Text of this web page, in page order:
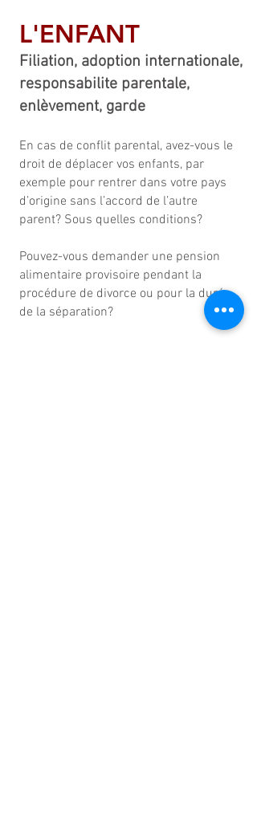
L'ENFANT
Filiation, adoption internationale,
responsabilite parentale,
enlèvement, garde
En cas de conflit parental, avez-vous le
droit de déplacer vos enfants, par
exemple pour rentrer dans votre pays
d’origine sans l’accord de l’autre
parent? Sous quelles conditions?
Pouvez-vous demander une pension
alimentaire provisoire pendant la
procédure de divorce ou pour la durée
de la séparation?